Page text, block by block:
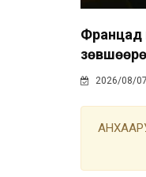
Францад
2026/08/07